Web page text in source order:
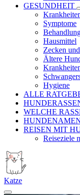
GESUNDHEIT
Symptome
Hausmittel
Zecken
Ältere
Hygiene
ALLE
WELCHE
REISEN MIT
Reiseziele
Katze